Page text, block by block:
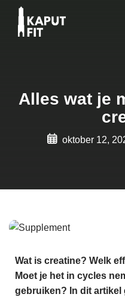
Alles wat je
oktober 12,
Wat is creatine? Welk
Moet je het in cycles
gebruiken? In dit artikel